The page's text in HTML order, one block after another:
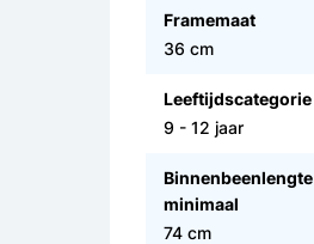
Framemaat
36 cm
Leeftijdscategorie
9 - 12 jaar
Binnenbeenlengte
minimaal
74 cm